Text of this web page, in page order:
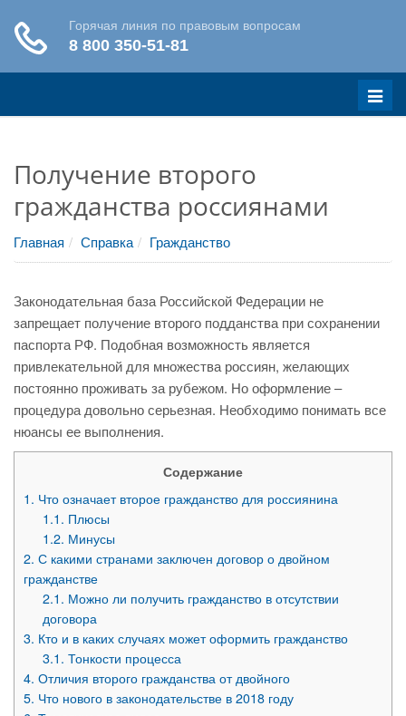
Меню
Получение второго
гражданства россиянами
Главная Справка Гражданство
Законодательная база Российской Федерации не
запрещает получение второго подданства при сохранении
паспорта РФ. Подобная возможность является
привлекательной для множества россиян, желающих
постоянно проживать за рубежом. Но оформление –
процедура довольно серьезная. Необходимо понимать все
нюансы ее выполнения.
Содержание
1. Что означает второе гражданство для россиянина
1.1. Плюсы
1.2. Минусы
2. С какими странами заключен договор о двойном
гражданстве
2.1. Можно ли получить гражданство в отсутствии
договора
3. Кто и в каких случаях может оформить гражданство
3.1. Тонкости процесса
4. Отличия второго гражданства от двойного
5. Что нового в законодательстве в 2018 году